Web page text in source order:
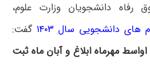
دانشجویان وزارت علوم،
دانشجویی سال ۱۴۰۳
گفت:
اواسط مهرماه ابلاغ و آبان ماه ثبت